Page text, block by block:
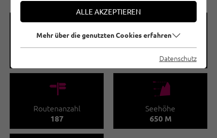
🞽
Schwierigkeitsgrad
🔹
Routenlänge
12 - 55 M
🍫
Routenanzahl
187
🞱
Seehöhe
650 M
ALLE AKZEPTIEREN
Mehr über die genutzten Cookies erfahren
Datenschutz